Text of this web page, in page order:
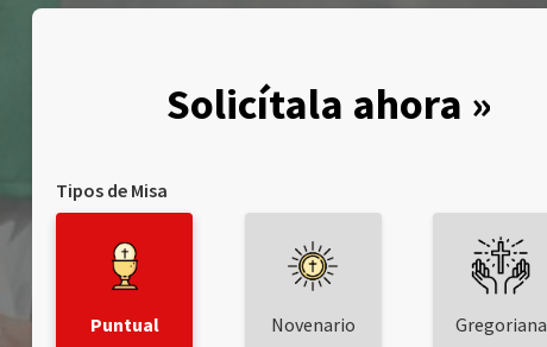
Solicítala ahora »
Tipos de Misa
Puntual Novenario Gregoriana